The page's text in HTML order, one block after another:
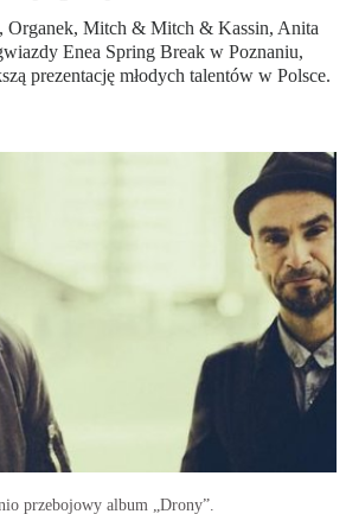
Organek, Mitch & Mitch & Kassin, Anita
Enea Spring Break w Poznaniu,
prezentację młodych talentów w Polsce.
przebojowy album „Drony”.